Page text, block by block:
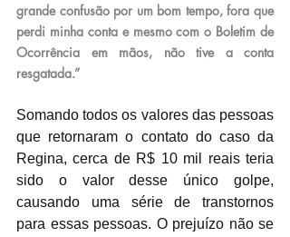
grande confusão por um bom tempo, fora que
perdi minha conta e mesmo com o Boletim de
Ocorrência em mãos, não tive a conta
resgatada.”
Somando todos os valores das pessoas
que retornaram o contato do caso da
Regina, cerca de R$ 10 mil reais teria
sido o valor desse único golpe,
causando uma série de transtornos
para essas pessoas. O prejuízo não se